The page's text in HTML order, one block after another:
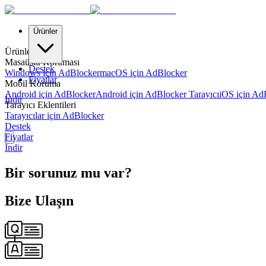
Ürünler
Destek
Fiyatlar
İndir
Ürünler
Masaüstü Koruması
Windows için AdBlockermacOS için AdBlocker
Mobil Koruma
Android için AdBlockerAndroid için AdBlocker TarayıcıiOS için
Tarayıcı Eklentileri
Tarayıcılar için AdBlocker
Destek
Fiyatlar
İndir
Bir sorunuz mu var?
Bize Ulaşın